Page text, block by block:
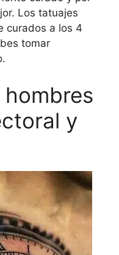
Los tatuajes
curados a los 4
tomar
y